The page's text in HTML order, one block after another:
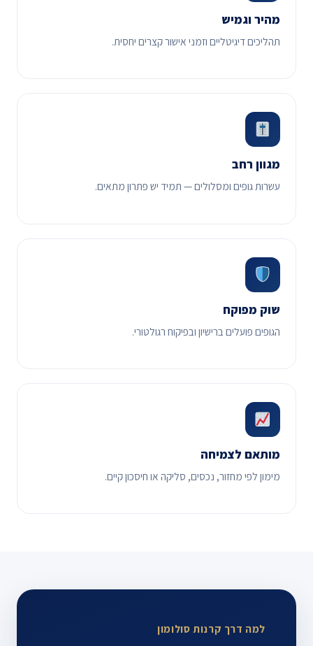
מהיר וגמיש
תהליכים דיגיטליים וזמני אישור קצרים יחסית.
מגוון רחב
עשרות גופים ומסלולים — תמיד יש פתרון מתאים.
שוק מפוקח
הגופים פועלים ברישיון ובפיקוח רגולטורי.
מותאם לצמיחה
מימון לפי מחזור, נכסים, סליקה או חיסכון קיים.
למה דרך קרנות סולומון